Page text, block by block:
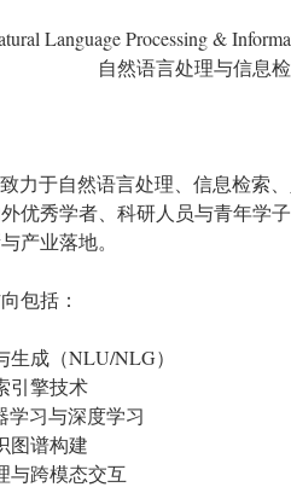
Language Processing &
自然语言处理与信息
力于自然语言处理、信息检索
优秀学者、科研人员与青年学
产业落地。
包括：
生成（NLU/NLG）
引擎技术
学习与深度学习
图谱构建
与跨模态交互